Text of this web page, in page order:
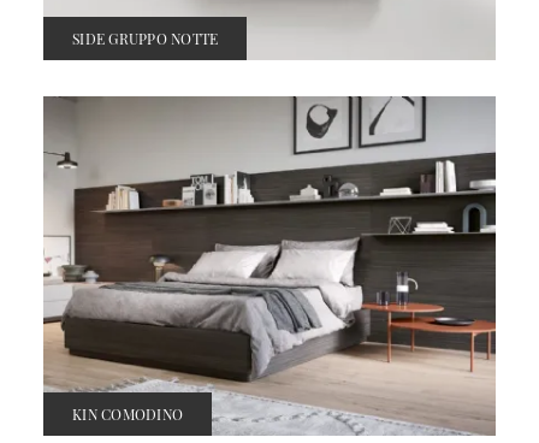
SIDE GRUPPO NOTTE
KIN COMODINO